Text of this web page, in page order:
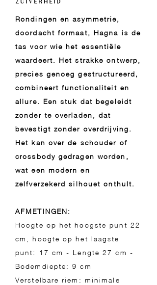
Rondingen en asymmetrie,
doordacht formaat, Hagna is de
tas voor wie het essentiële
waardeert. Het strakke ontwerp,
precies genoeg gestructureerd,
combineert functionaliteit en
allure. Een stuk dat begeleidt
zonder te overladen, dat
bevestigt zonder overdrijving.
Het kan over de schouder of
crossbody gedragen worden,
wat een modern en
zelfverzekerd silhouet onthult.
AFMETINGEN:
Hoogte op het hoogste punt 22
cm, hoogte op het laagste
punt: 17 cm - Lengte 27 cm -
Bodemdiepte: 9 cm
Verstelbare riem: minimale